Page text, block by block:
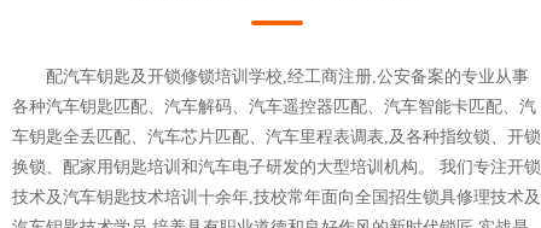
配汽车钥匙及开锁修锁培训学校,经工商注册,公安备案的专业从事
各种汽车钥匙匹配、汽车解码、汽车遥控器匹配、汽车智能卡匹配、汽
车钥匙全丢匹配、汽车芯片匹配、汽车里程表调表,及各种指纹锁、开锁
换锁、配家用钥匙培训和汽车电子研发的大型培训机构。 我们专注开锁
技术及汽车钥匙技术培训十余年,技校常年面向全国招生锁具修理技术及